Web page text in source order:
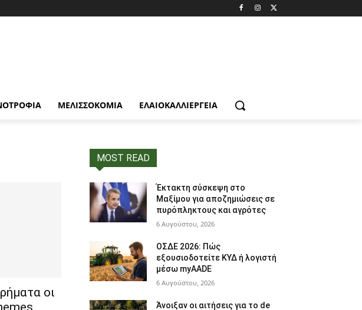
ΜΕΛΙΣΣΟΚΟΜΙΑ ΕΛΑΙΟΚΑΛΛΙΈΡΓΕΙΑ
οι
MOST READ
Έκτακτη σύσκεψη στο
Μαξίμου για αποζημιώσεις σε
πυρόπληκτους και αγρότες
6 Αυγούστου, 2026
ΟΣΔΕ 2026: Πώς
εξουσιοδοτείτε ΚΥΔ ή λογιστή
μέσω myAADE
6 Αυγούστου, 2026
Άνοιξαν οι αιτήσεις για το de